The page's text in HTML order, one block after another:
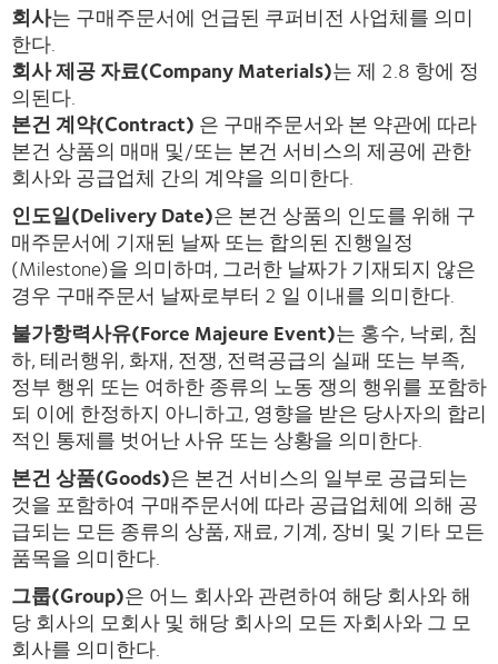
회사는 구매주문서에 언급된 쿠퍼비전 사업체를 의미
한다.
회사 제공 자료(Company Materials)는 제 2.8 항에 정
의된다.
본건 계약(Contract) 은 구매주문서와 본 약관에 따라
본건 상품의 매매 및/또는 본건 서비스의 제공에 관한
회사와 공급업체 간의 계약을 의미한다.
인도일(Delivery Date)은 본건 상품의 인도를 위해 구
매주문서에 기재된 날짜 또는 합의된 진행일정
(Milestone)을 의미하며, 그러한 날짜가 기재되지 않은
경우 구매주문서 날짜로부터 2 일 이내를 의미한다.
불가항력사유(Force Majeure Event)는 홍수, 낙뢰, 침
하, 테러행위, 화재, 전쟁, 전력공급의 실패 또는 부족,
정부 행위 또는 여하한 종류의 노동 쟁의 행위를 포함하
되 이에 한정하지 아니하고, 영향을 받은 당사자의 합리
적인 통제를 벗어난 사유 또는 상황을 의미한다.
본건 상품(Goods)은 본건 서비스의 일부로 공급되는
것을 포함하여 구매주문서에 따라 공급업체에 의해 공
급되는 모든 종류의 상품, 재료, 기계, 장비 및 기타 모든
품목을 의미한다.
그룹(Group)은 어느 회사와 관련하여 해당 회사와 해
당 회사의 모회사 및 해당 회사의 모든 자회사와 그 모
회사를 의미한다.